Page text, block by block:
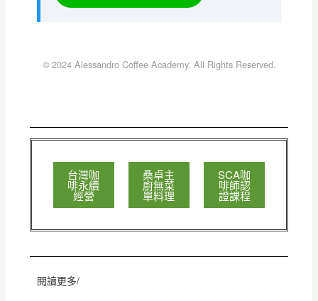
© 2024 Alessandro Coffee Academy. All Rights Reserved.
台灣咖
啡永續
經營
桑卓主
廚無菜
單料理
SCA咖
啡師認
證課程
閱讀更多/